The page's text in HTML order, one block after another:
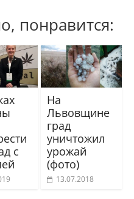
понравится:
с
На
Львовщине
град
уничтожил
урожай
(фото)
13.07.2018